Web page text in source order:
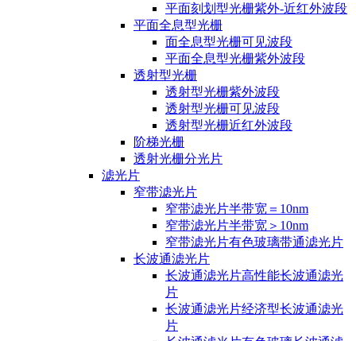
平面刻划型光栅紫外-近红外波段
平面全息型光栅
面全息型光栅可见波段
平面全息型光栅紫外波段
透射型光栅
透射型光栅紫外波段
透射型光栅可见波段
透射型光栅近红外波段
阶梯光栅
透射光栅分光片
滤光片
窄带滤光片
窄带滤光片半带宽＝10nm
窄带滤光片半带宽＞10nm
窄带滤光片有色玻璃带通滤光片
长波通滤光片
长波通滤光片高性能长波通滤光
片
长波通滤光片经济型长波通滤光
片